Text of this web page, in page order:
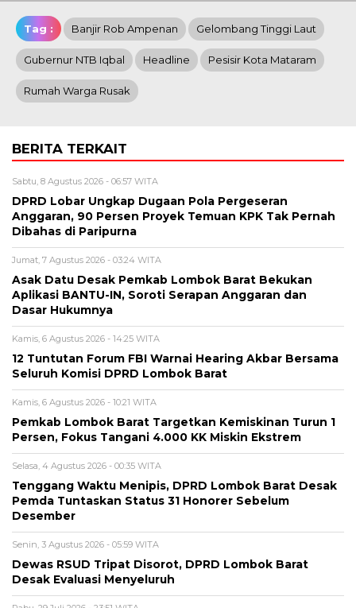
Tag : Banjir Rob Ampenan Gelombang Tinggi Laut
Gubernur NTB Iqbal Headline Pesisir Kota Mataram
Rumah Warga Rusak
BERITA TERKAIT
Sabtu, 8 Agustus 2026 - 06:57 WITA
DPRD Lobar Ungkap Dugaan Pola Pergeseran
Anggaran, 90 Persen Proyek Temuan KPK Tak Pernah
Dibahas di Paripurna
Jumat, 7 Agustus 2026 - 03:24 WITA
Asak Datu Desak Pemkab Lombok Barat Bekukan
Aplikasi BANTU-IN, Soroti Serapan Anggaran dan
Dasar Hukumnya
Kamis, 6 Agustus 2026 - 14:25 WITA
12 Tuntutan Forum FBI Warnai Hearing Akbar Bersama
Seluruh Komisi DPRD Lombok Barat
Kamis, 6 Agustus 2026 - 10:21 WITA
Pemkab Lombok Barat Targetkan Kemiskinan Turun 1
Persen, Fokus Tangani 4.000 KK Miskin Ekstrem
Selasa, 4 Agustus 2026 - 00:35 WITA
Tenggang Waktu Menipis, DPRD Lombok Barat Desak
Pemda Tuntaskan Status 31 Honorer Sebelum
Desember
Senin, 3 Agustus 2026 - 05:59 WITA
Dewas RSUD Tripat Disorot, DPRD Lombok Barat
Desak Evaluasi Menyeluruh